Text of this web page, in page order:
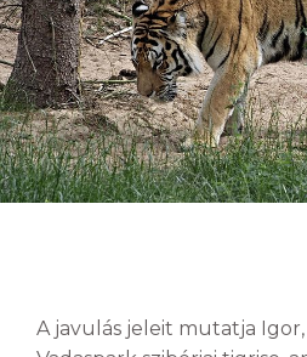
A javulás jeleit mutatja Igor,